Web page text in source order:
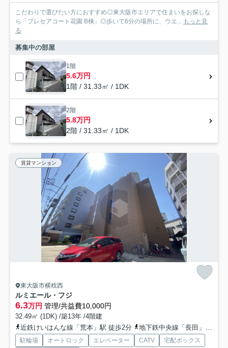
こだわりで選びたい方におすすめ◎東大阪市エリアで住まいをお探しな
ら「プレセアコート花園 B棟」◎歩いて6分の場所に、ウエ... もっと見
る
募集中の部屋
1階
5.6万円
1階 / 31.33㎡ / 1DK
2階
5.8万円
2階 / 31.33㎡ / 1DK
賃貸マンション
東大阪市横枕西
ルミエール・フジ
6.3万円 管理/共益費10,000円
32.49㎡ (1DK) /築13年 /4階建
近鉄けいはんな線「荒本」駅 徒歩2分
地下鉄中央線「長田」駅 徒歩17分
駐輪場 オートロック エレベーター CATV
宅配ボックス